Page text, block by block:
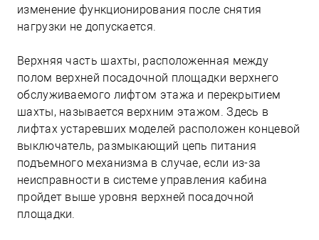
изменение функционирования после снятия
нагрузки не допускается.
Верхняя часть шахты, расположенная между
полом верхней посадочной площадки верхнего
обслуживаемого лифтом этажа и перекрытием
шахты, называется верхним этажом. Здесь в
лифтах устаревших моделей расположен концевой
выключатель, размыкающий цепь питания
подъемного механизма в случае, если из-за
неисправности в системе управления кабина
пройдет выше уровня верхней посадочной
площадки.